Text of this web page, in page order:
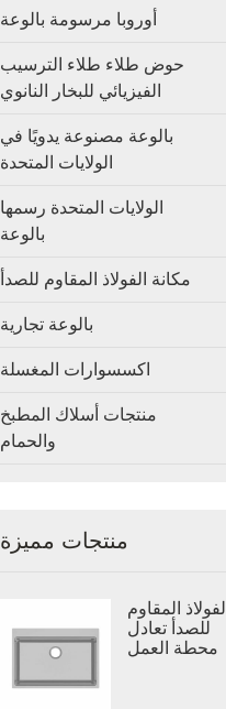
أوروبا مرسومة بالوعة
حوض طلاء طلاء الترسيب
الفيزيائي للبخار النانوي
بالوعة مصنوعة يدويًا في
الولايات المتحدة
الولايات المتحدة رسمها
بالوعة
مكانة الفولاذ المقاوم للصدأ
بالوعة تجارية
اكسسوارات المغسلة
منتجات أسلاك المطبخ
والحمام
منتجات مميزة
الفولاذ المقاوم
للصدأ تعادل
محطة العمل